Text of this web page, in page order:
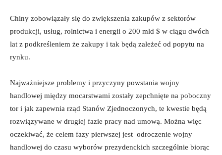
Chiny zobowiązały się do zwiększenia zakupów z sektorów
produkcji, usług, rolnictwa i energii o 200 mld $ w ciągu dwóch
lat z podkreśleniem że zakupy i tak będą zależeć od popytu na
rynku.
Najważniejsze problemy i przyczyny powstania wojny
handlowej między mocarstwami zostały zepchnięte na poboczny
tor i jak zapewnia rząd Stanów Zjednoczonych, te kwestie będą
rozwiązywane w drugiej fazie pracy nad umową. Można więc
oczekiwać, że celem fazy pierwszej jest odroczenie wojny
handlowej do czasu wyborów prezydenckich szczególnie biorąc